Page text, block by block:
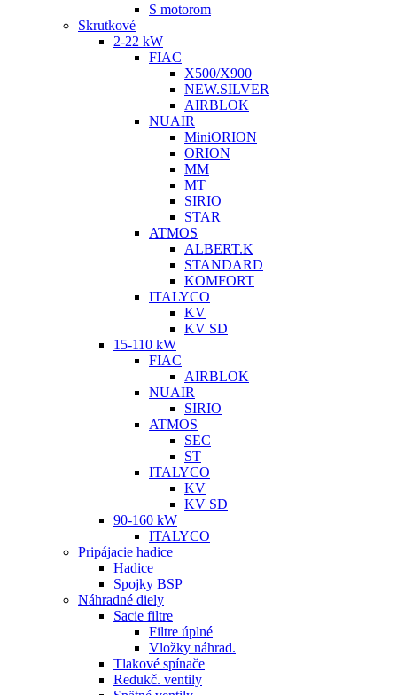
S motorom
Skrutkové
2-22 kW
FIAC
X500/X900
NEW.SILVER
AIRBLOK
NUAIR
MiniORION
ORION
MM
MT
SIRIO
STAR
ATMOS
ALBERT.K
STANDARD
KOMFORT
ITALYCO
KV
KV SD
15-110 kW
FIAC
AIRBLOK
NUAIR
SIRIO
ATMOS
SEC
ST
ITALYCO
KV
KV SD
90-160 kW
ITALYCO
Pripájacie hadice
Hadice
Spojky BSP
Náhradné diely
Sacie filtre
Filtre úplné
Vložky náhrad.
Tlakové spínače
Redukč. ventily